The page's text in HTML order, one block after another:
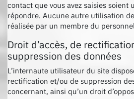
contact que vous avez saisies soient
répondre. Aucune autre utilisation
réalisée par un membre du
Droit d’accès, de
suppression des données
L’internaute utilisateur du site
rectification et/ou de suppression
concernant, ainsi qu’un droit